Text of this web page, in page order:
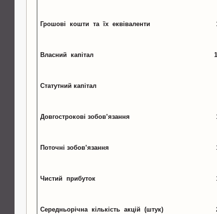
Грошові кошти та їх еквіваленти
Власний капітал
Статутний капітал
Довгострокові зобов’язання
Поточні зобов’язання
Чистий прибуток
Середньорічна кількість акцій (штук)